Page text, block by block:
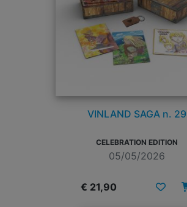
VINLAND SAGA n. 29
CELEBRATION EDITION
05/05/2026
€ 21,90